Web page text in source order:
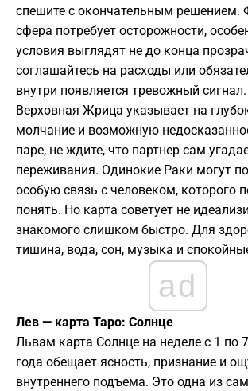
спешите с окончательным решением.
сфера потребует осторожности,
условия выглядят не до конца
соглашайтесь на расходы или
внутри появляется тревожный
Верховная Жрица указывает на
молчание и возможную
паре, не ждите, что партнер сам
переживания. Одинокие Раки могут
особую связь с человеком, которого
понять. Но карта советует не
знакомого слишком быстро. Для
тишина, вода, сон, музыка и
ad
Лев — карта Таро: Солнце
Львам карта Солнце на неделе с 1 по
года обещает ясность, признание и
внутреннего подъема. Это одна из